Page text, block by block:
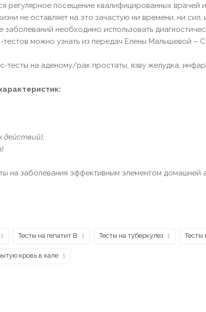
регулярное посещение квалифицированных врачей
не оставляет на это зачастую ни времени, ни сил,
заболеваний необходимо использовать
можно узнать из передач Елены Малышевой –
на аденому/рак простаты, язву желудка,
действий);
на заболевания эффективным элементом домашней
1 Тесты на гепатит B 1 Тесты на туберкулез 1 Тесты
кровь в кале 1